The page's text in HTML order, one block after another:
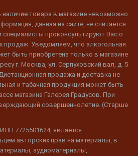
наличие товара в магазине невозможно
данная на сайте, не считается
проконсультируют Вас о
продаж. Уведомляем, что алкогольная
быть приобретена только в магазине
г. Москва, ул. Серпуховский вал, д. 5
продажа и доставка не
и табачная продукция может быть
магазина Галерея Градусов. При
совершеннолетие. (Старше
7725501624, является
авторских прав на материалы, в
аудиоматериалы,